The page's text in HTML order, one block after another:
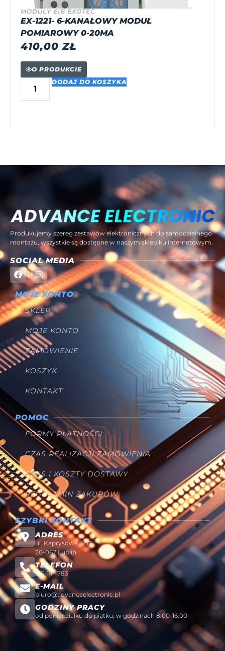
MODUŁY EIB EXOTEC
EX-1221- 6-KANAŁOWY MODUŁ
POMIAROWY 0-20MA
410,00ZŁ
O PRODUKCIE
DODAJ DO KOSZYKA
Produkujemy szereg zestawów elektronicznych do samodzielnego
montażu, wszystkie są dostępne w naszym sklepiku internetowym.
SOCIAL MEDIA
MOJE KONTO
SKLEP
MOJE KONTO
ZAMÓWIENIE
KOSZYK
KONTAKT
POMOC
FORMY PŁATNOŚCI
CZAS REALIZACJI ZAMÓWIENIA
CZAS I KOSZTY DOSTAWY
REGULAMIN ZAKUPÓW
SZYBKI KONTAKT
ADRES
ul. Kaprysowa 5/57
20-067 Lublin
TELEFON
515-141-783
E-MAIL
biuro@advanceelectronic.pl
GODZINY PRACY
od poniedziałku do piątku, w godzinach 8:00-16:00